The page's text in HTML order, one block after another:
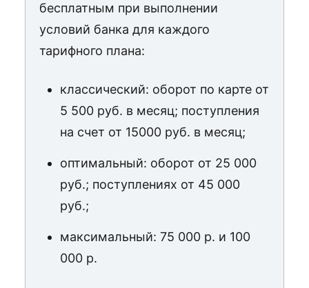
бесплатным при выполнении
условий банка для каждого
тарифного плана:
классический: оборот по карте от
5 500 руб. в месяц; поступления
на счет от 15000 руб. в месяц;
оптимальный: оборот от 25 000
руб.; поступлениях от 45 000
руб.;
максимальный: 75 000 р. и 100
000 р.